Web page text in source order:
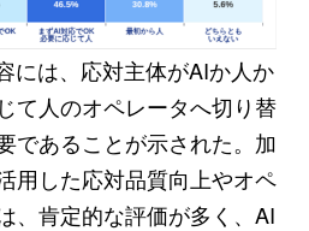
には、応対主体がAIか人か
て人のオペレータへ切り替
であることが示された。加
用した応対品質向上やオペ
、肯定的な評価が多く、AI